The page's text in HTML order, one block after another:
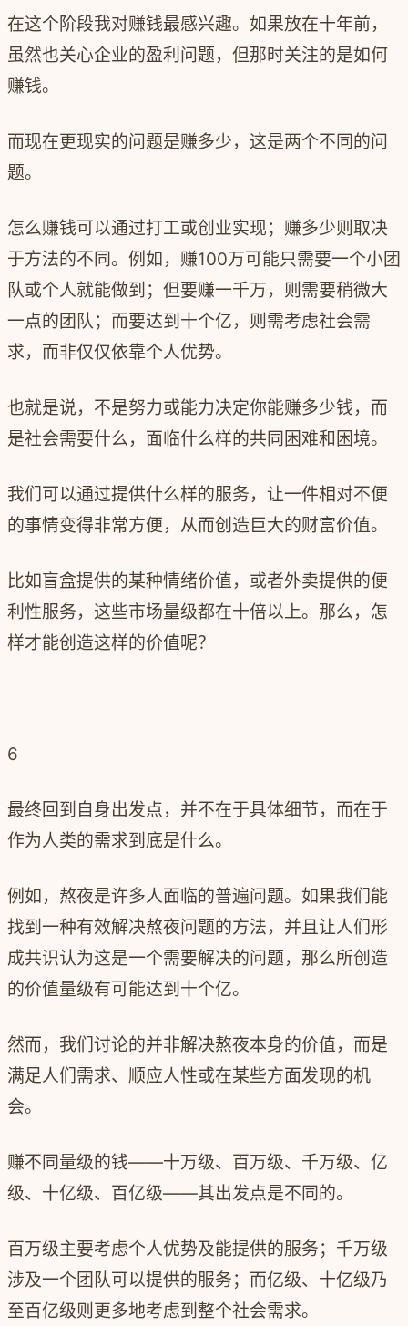
在这个阶段我对赚钱最感兴趣。如果放在十年前，
虽然也关心企业的盈利问题，但那时关注的是如何
赚钱。
而现在更现实的问题是赚多少，这是两个不同的问
题。
怎么赚钱可以通过打工或创业实现；赚多少则取决
于方法的不同。例如，赚100万可能只需要一个小团
队或个人就能做到；但要赚一千万，则需要稍微大
一点的团队；而要达到十个亿，则需考虑社会需
求，而非仅仅依靠个人优势。
也就是说，不是努力或能力决定你能赚多少钱，而
是社会需要什么，面临什么样的共同困难和困境。
我们可以通过提供什么样的服务，让一件相对不便
的事情变得非常方便，从而创造巨大的财富价值。
比如盲盒提供的某种情绪价值，或者外卖提供的便
利性服务，这些市场量级都在十倍以上。那么，怎
样才能创造这样的价值呢？
6
最终回到自身出发点，并不在于具体细节，而在于
作为人类的需求到底是什么。
例如，熬夜是许多人面临的普遍问题。如果我们能
找到一种有效解决熬夜问题的方法，并且让人们形
成共识认为这是一个需要解决的问题，那么所创造
的价值量级有可能达到十个亿。
然而，我们讨论的并非解决熬夜本身的价值，而是
满足人们需求、顺应人性或在某些方面发现的机
会。
赚不同量级的钱——十万级、百万级、千万级、亿
级、十亿级、百亿级——其出发点是不同的。
百万级主要考虑个人优势及能提供的服务；千万级
涉及一个团队可以提供的服务；而亿级、十亿级乃
至百亿级则更多地考虑到整个社会需求。